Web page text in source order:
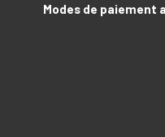
Modes de paiement